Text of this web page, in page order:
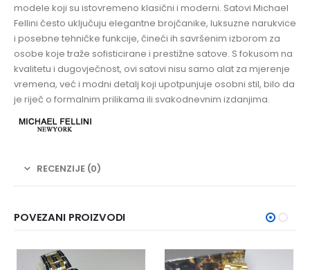
modele koji su istovremeno klasični i moderni. Satovi Michael
Fellini često uključuju elegantne brojčanike, luksuzne narukvice
i posebne tehničke funkcije, čineći ih savršenim izborom za
osobe koje traže sofisticirane i prestižne satove. S fokusom na
kvalitetu i dugovječnost, ovi satovi nisu samo alat za mjerenje
vremena, već i modni detalj koji upotpunjuje osobni stil, bilo da
je riječ o formalnim prilikama ili svakodnevnim izdanjima.
RECENZIJE (0)
POVEZANI PROIZVODI